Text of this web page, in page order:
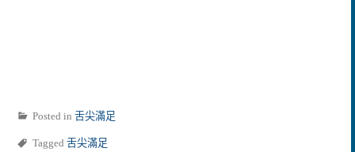
Posted in 舌尖滿足
Tagged 舌尖滿足